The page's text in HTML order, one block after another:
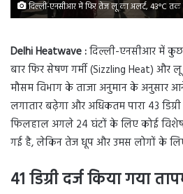
दिल्ली-एनसीआर में फिर तेज लू का अलर्ट, 43°C
Delhi Heatwave :दिल्ली-एनसीआर में
बार फिर सेषण गर्मी (Sizzling Heat) और
मौसम विभाग के ताजा अनुमान के अनुसार
लगातार बढ़ेगा और अधिकतम पारा 43
फिलहाल अगले 24 घंटों के लिए कोई विशेष
गई है, लेकिन तेज धूप और उमस लोगों के
41 डिग्री दर्ज किया गया